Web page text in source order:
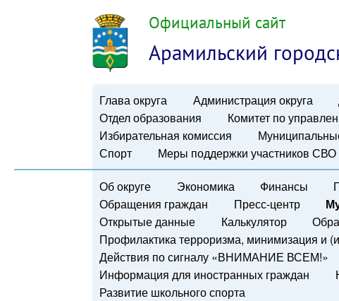
Официальный сайт
Арамильский
Глава округа Администрация округа
Отдел образования
Комитет по
Избирательная комиссия
Спорт
Меры поддержки участников СВО
Об округе Экономика Финансы
Обращения граждан
Пресс-центр
Открытые данные
Калькулятор
Профилактика терроризма, минимизация и
Действия по сигналу «ВНИМАНИЕ ВСЕМ!»
Информация для иностранных граждан
Развитие школьного спорта